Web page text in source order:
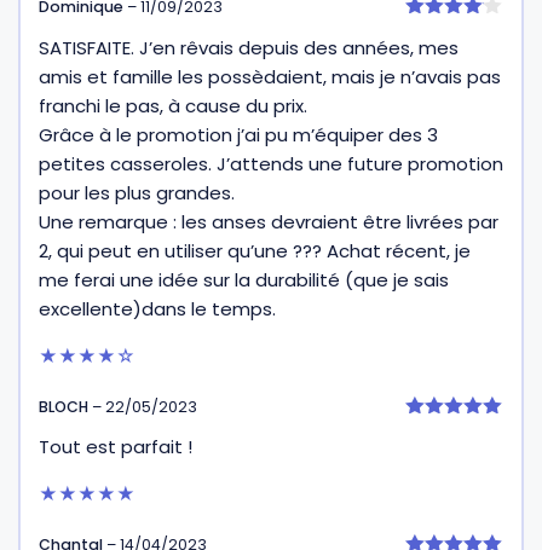
sur 5
Dominique –11/09/2023
SATISFAITE. J’en rêvais depuis des années, mes
amis et famille les possèdaient, mais je n’avais pas
franchi le pas, à cause du prix.
Grâce à le promotion j’ai pu m’équiper des 3
petites casseroles. J’attends une future promotion
pour les plus grandes.
Une remarque : les anses devraient être livrées par
2, qui peut en utiliser qu’une ??? Achat récent, je
me ferai une idée sur la durabilité (que je sais
excellente)dans le temps.
★★★★☆
BLOCH –22/05/2023
Tout est parfait !
★★★★★
Chantal –14/04/2023